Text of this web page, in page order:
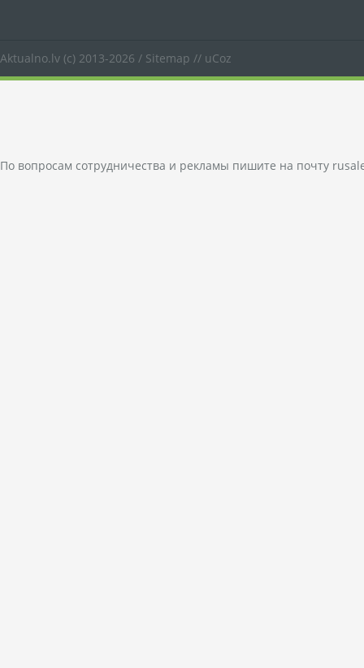
Aktualno.lv (c) 2013-2026 / Sitemap // uCoz
По вопросам сотрудничества и рекламы пишите на почту